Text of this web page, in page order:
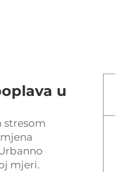
u
stresom
mjeri.